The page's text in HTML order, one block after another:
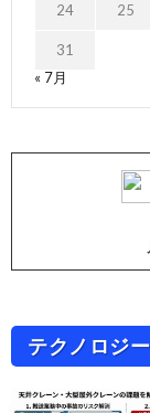
24 25
31
« 7月
テクノロジ